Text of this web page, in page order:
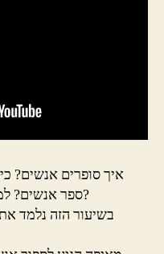
איך סופרים אנשים?
ספר אנשים? למה דוד חטא רק מספירה של עמ”י?
בשיעור הזה נלמד